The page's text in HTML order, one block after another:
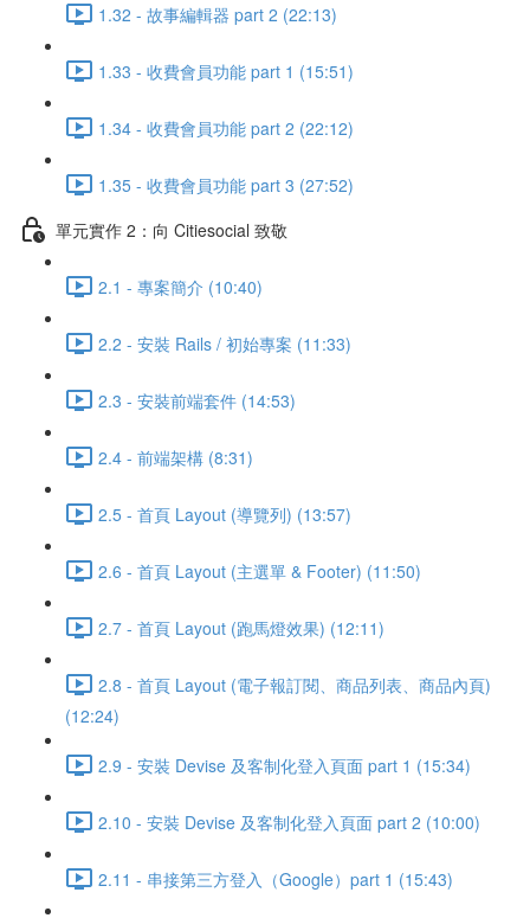
1.32 - 故事編輯器 part 2 (22:13)
1.33 - 收費會員功能 part 1 (15:51)
1.34 - 收費會員功能 part 2 (22:12)
1.35 - 收費會員功能 part 3 (27:52)
單元實作 2：向 Citiesocial 致敬
2.1 - 專案簡介 (10:40)
2.2 - 安裝 Rails / 初始專案 (11:33)
2.3 - 安裝前端套件 (14:53)
2.4 - 前端架構 (8:31)
2.5 - 首頁 Layout (導覽列) (13:57)
2.6 - 首頁 Layout (主選單 & Footer) (11:50)
2.7 - 首頁 Layout (跑馬燈效果) (12:11)
2.8 - 首頁 Layout (電子報訂閱、商品列表、商品內頁)
(12:24)
2.9 - 安裝 Devise 及客制化登入頁面 part 1 (15:34)
2.10 - 安裝 Devise 及客制化登入頁面 part 2 (10:00)
2.11 - 串接第三方登入（Google）part 1 (15:43)